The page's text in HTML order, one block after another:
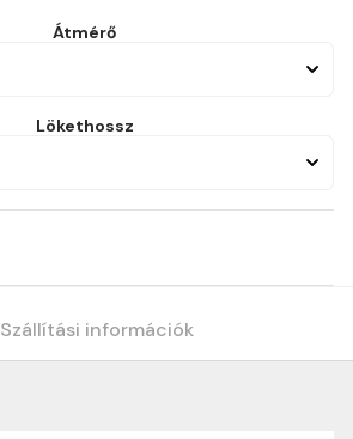
Átmérő
Lökethossz
Szállítási információk